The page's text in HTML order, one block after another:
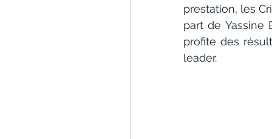
prestation, les
part de Yassine
profite des
leader.